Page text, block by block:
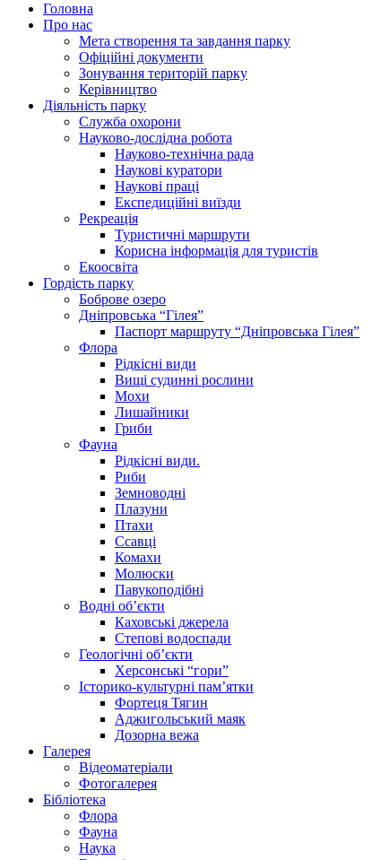
Головна
Про нас
Мета створення та завдання парку
Офіційні документи
Зонування територій парку
Керівництво
Діяльність парку
Служба охорони
Науково-дослідна робота
Науково-технічна рада
Наукові куратори
Наукові праці
Експедиційні виїзди
Рекреація
Туристичні маршрути
Корисна інформація для туристів
Екоосвіта
Гордість парку
Боброве озеро
Дніпровська “Гілея”
Паспорт маршруту “Дніпровська Гілея”
Флора
Рідкісні види
Вищі судинні рослини
Мохи
Лишайники
Гриби
Фауна
Рідкісні види.
Риби
Земноводні
Плазуни
Птахи
Ссавці
Комахи
Молюски
Павукоподібні
Водні об’єкти
Каховські джерела
Степові водоспади
Геологічні об’єкти
Херсонські “гори”
Історико-культурні пам’ятки
Фортеця Тягин
Аджигольський маяк
Дозорна вежа
Галерея
Відеоматеріали
Фотогалерея
Бібліотека
Флора
Фауна
Наука